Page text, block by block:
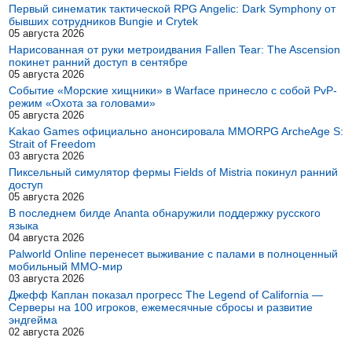
Первый синематик тактической RPG Angelic: Dark Symphony от
бывших сотрудников Bungie и Crytek
05 августа 2026
Нарисованная от руки метроидвания Fallen Tear: The Ascension
покинет ранний доступ в сентябре
05 августа 2026
Событие «Морские хищники» в Warface принесло с собой PvP-
режим «Охота за головами»
05 августа 2026
Kakao Games официально анонсировала MMORPG ArcheAge S:
Strait of Freedom
03 августа 2026
Пиксельный симулятор фермы Fields of Mistria покинул ранний
доступ
05 августа 2026
В последнем билде Ananta обнаружили поддержку русского
языка
04 августа 2026
Palworld Online перенесет выживание с палами в полноценный
мобильный MMO-мир
03 августа 2026
Джефф Каплан показал прогресс The Legend of California —
Серверы на 100 игроков, ежемесячные сбросы и развитие
эндгейма
02 августа 2026